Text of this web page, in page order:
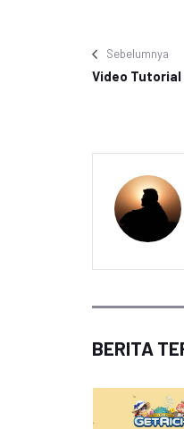
Sebelumnya
Video Tutorial
BERITA